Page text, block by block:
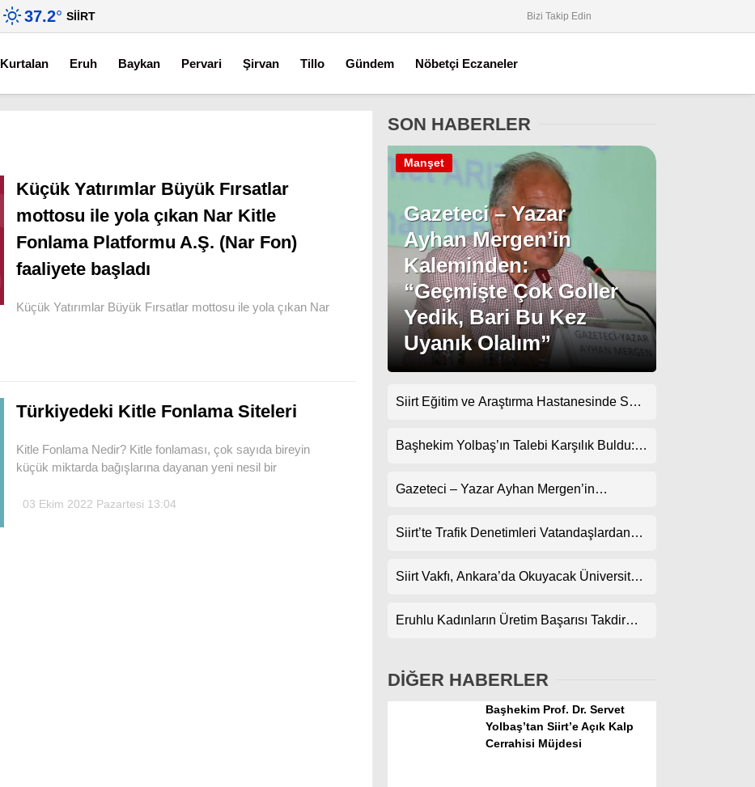
Gündem
Spor
Magazin
37.2° SIIRT Bizi Takip Edin
Kurtalan Eruh Baykan Pervari Şirvan Tillo Gündem Nöbetçi Eczaneler
Küçük Yatırımlar Büyük Fırsatlar
mottosu ile yola çıkan Nar Kitle
Fonlama Platformu A.Ş. (Nar Fon)
faaliyete başladı
Küçük Yatırımlar Büyük Fırsatlar mottosu ile yola çıkan Nar
Türkiyedeki Kitle Fonlama Siteleri
Kitle Fonlama Nedir? Kitle fonlaması, çok sayıda bireyin
küçük miktarda bağışlarına dayanan yeni nesil bir
03 Ekim 2022 Pazartesi 13:04
SON HABERLER
Gazeteci – Yazar
Ayhan Mergen’in
Kaleminden:
“Geçmişte Çok Goller
Yedik, Bari Bu Kez
Uyanık Olalım”
Manşet
Siirt Eğitim ve Araştırma Hastanesinde Son
Randevularda Bekleme Süresi Kısaldı
Başhekim Yolbaş’ın Talebi Karşılık Buldu:
Gazeteci – Yazar Ayhan Mergen’in
Kuralları”
Siirt’te Trafik Denetimleri Vatandaşlardan
Siirt Vakfı, Ankara’da Okuyacak Üniversite
Eruhlu Kadınların Üretim Başarısı Takdir
DİĞER HABERLER
Başhekim Prof. Dr. Servet
Yolbaş’tan Siirt’e Açık Kalp
Cerrahisi Müjdesi